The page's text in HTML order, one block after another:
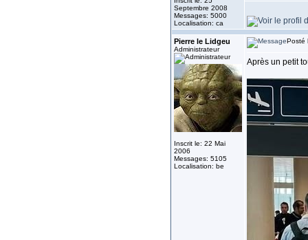
Septembre 2008
Messages: 5000
Localisation: ca
Pierre le Lidgeu
Administrateur
Inscrit le: 22 Mai
2006
Messages: 5105
Localisation: be
Posté
Après un petit